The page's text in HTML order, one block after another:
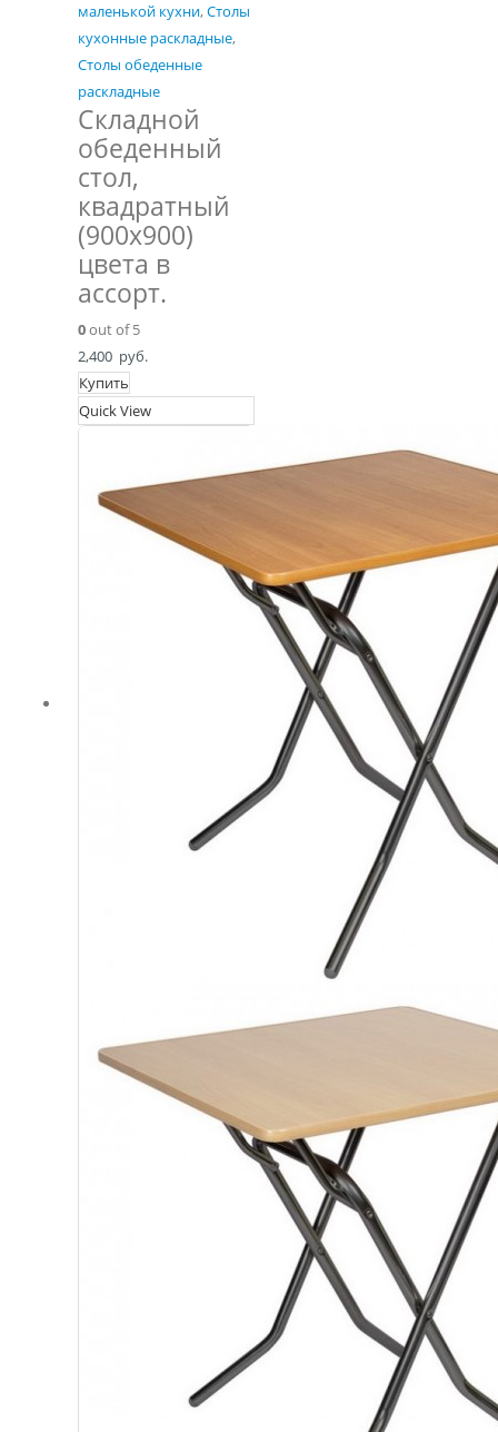
маленькой кухни,Столы
кухонные раскладные,
Столы обеденные
раскладные
Складной
обеденный
стол,
квадратный
(900х900)
цвета в
ассорт.
0out of 5
2,400 руб.
Купить
Quick View